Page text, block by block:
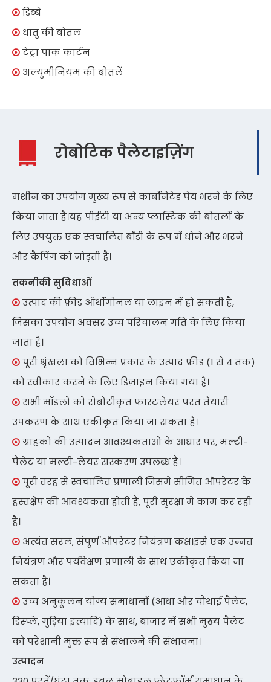
 डिब्बे
 धातु की बोतल
 टेट्रा पाक कार्टन
 अल्युमीनियम की बोतलें
रोबोटिक पैलेटाइज़िंग
मशीन का उपयोग मुख्य रूप से कार्बोनेटेड पेय भरने के लिए
किया जाता है।यह पीईटी या अन्य प्लास्टिक की बोतलों के
लिए उपयुक्त एक स्वचालित बॉडी के रूप में धोने और भरने
और कैपिंग को जोड़ती है।
तकनीकी सुविधाओं
 उत्पाद की फ़ीड ऑर्थोगोनल या लाइन में हो सकती है,
जिसका उपयोग अक्सर उच्च परिचालन गति के लिए किया
जाता है।
 पूरी श्रृंखला को विभिन्न प्रकार के उत्पाद फ़ीड (1 से 4 तक)
को स्वीकार करने के लिए डिज़ाइन किया गया है।
 सभी मॉडलों को रोबोटीकृत फास्टलेयर परत तैयारी
उपकरण के साथ एकीकृत किया जा सकता है।
 ग्राहकों की उत्पादन आवश्यकताओं के आधार पर, मल्टी-
पैलेट या मल्टी-लेयर संस्करण उपलब्ध हैं।
 पूरी तरह से स्वचालित प्रणाली जिसमें सीमित ऑपरेटर के
हस्तक्षेप की आवश्यकता होती है, पूरी सुरक्षा में काम कर रही
है।
 अत्यंत सरल, संपूर्ण ऑपरेटर नियंत्रण कक्ष।इसे एक उन्नत
नियंत्रण और पर्यवेक्षण प्रणाली के साथ एकीकृत किया जा
सकता है।
 उच्च अनुकूलन योग्य समाधानों (आधा और चौथाई पैलेट,
डिस्प्ले, गुड़िया इत्यादि) के साथ, बाजार में सभी मुख्य पैलेट
को परेशानी मुक्त रूप से संभालने की संभावना।
उत्पादन